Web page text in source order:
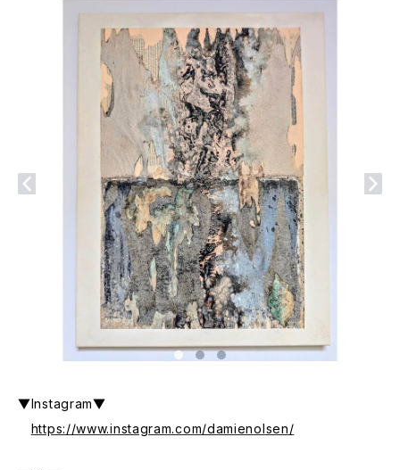
▼Instagram▼
https://www.instagram.com/damienolsen/